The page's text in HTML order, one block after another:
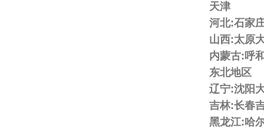
天津
河北:石家
山西:太原
内蒙古:呼
东北地区
辽宁:沈阳
吉林:长春
黑龙江:哈